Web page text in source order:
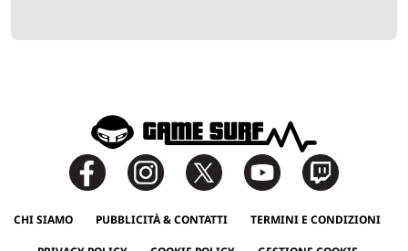
CHI SIAMO PUBBLICITÀ & CONTATTI TERMINI E CONDIZIONI